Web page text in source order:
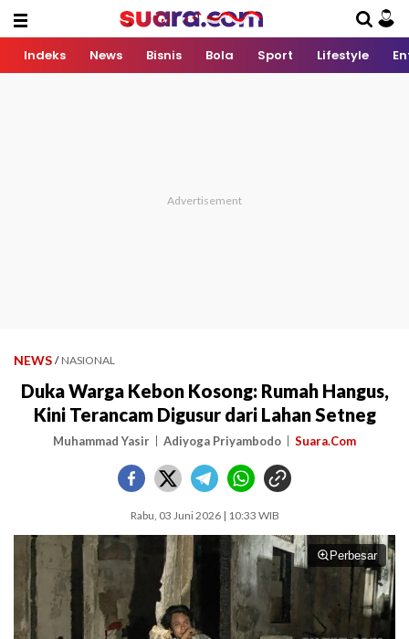
Indeks News Bisnis Bola Sport Lifestyle
NEWS / NASIONAL
Duka Warga Kebon Kosong: Rumah Hangus,
Kini Terancam Digusur dari Lahan Setneg
Muhammad Yasir Adiyoga Priyambodo Suara.Com
Rabu, 03 Juni 2026 | 10:33 WIB
Perbesar